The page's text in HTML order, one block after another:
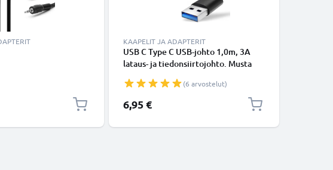
KAAPELIT JA ADAPTERIT
USB C Type C USB-johto 1,0m, 3A
lataus- ja tiedonsiirtojohto. Musta
USB-kaapeli
(6 arvostelut)
6,95 €